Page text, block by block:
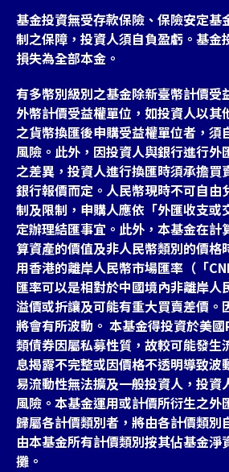
基金投資無受存款保險、保險安定基
制之保障，投資人須自負盈虧。基金
損失為全部本金。
有多幣別級別之基金除新臺幣計價受
外幣計價受益權單位，如投資人以其
之貨幣換匯後申購受益權單位者，須
風險。此外，因投資人與銀行進行外
之差異，投資人進行換匯時須承擔買
銀行報價而定。人民幣現時不可自由
制及限制，申購人應依「外匯收支或
定辦理結匯事宜。此外，本基金在計
算資產的價值及非人民幣類別的價格
用香港的離岸人民幣市場匯率（「
匯率可以是相對於中國境內非離岸人
溢價或折讓及可能有重大買賣差價。
將會有所波動。 本基金得投資於美
類債券因屬私募性質，故較可能發生
息揭露不完整或因價格不透明導致波
易流動性無法擴及一般投資人，投資
風險。本基金運用或計價所衍生之外
歸屬各計價類別者，將由各計價類別
由本基金所有計價類別按其佔基金淨
攤。